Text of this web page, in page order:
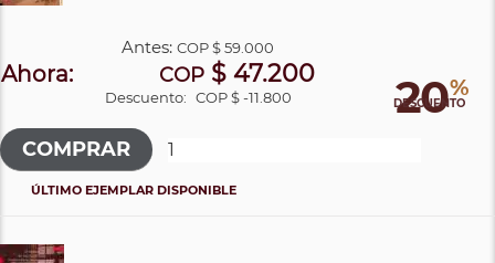
20%
DESCUENTO
Antes:COP$ 59.000
Ahora: COP$ 47.200
Descuento: COP $ -11.800
ÚLTIMO EJEMPLAR DISPONIBLE